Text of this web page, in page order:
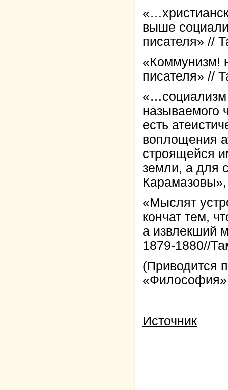
выше
писателя» //
«Коммунизм!
писателя» //
«…социализм
называемого
есть
воплощения
строящейся
земли, а для
«Мыслят
кончат тем,
а извлекший
1879-1880//
(Приводится
Источник